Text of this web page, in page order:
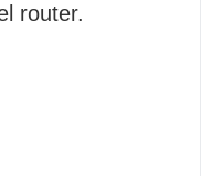
router.